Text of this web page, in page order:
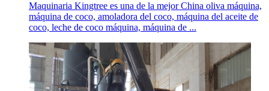
Maquinaria Kingtree es una de la mejor China oliva máquina,
máquina de coco, amoladora del coco, máquina del aceite de
coco, leche de coco máquina, máquina de ...